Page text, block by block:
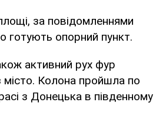
за повідомленнями
готують опорний пункт.
активний рух фур
місто. Колона пройшла по
з Донецька в південному